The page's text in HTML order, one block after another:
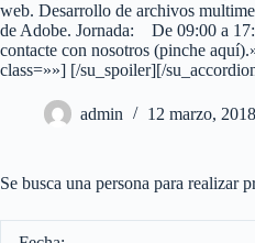
e
n
i
d
web. Desarrollo de archivos
de Adobe. Jornada: De 09:00 a
contacte con nosotros (pinche
class=»»] [/su_spoiler][/
admin 12 marzo, 2018
Se busca una persona para realizar